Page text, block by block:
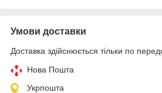
Умови доставки
Доставка здійснюється тільки по
Нова Пошта
Укрпошта